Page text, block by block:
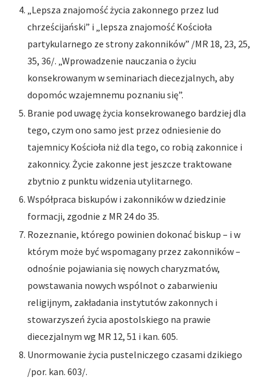
„Lepsza znajomość życia zakonnego przez lud
chrześcijański” i „lepsza znajomość Kościoła
partykularnego ze strony zakonników” /MR 18, 23, 25,
35, 36/. „Wprowadzenie nauczania o życiu
konsekrowanym w seminariach diecezjalnych, aby
dopomóc wzajemnemu poznaniu się”.
Branie pod uwagę życia konsekrowanego bardziej dla
tego, czym ono samo jest przez odniesienie do
tajemnicy Kościoła niż dla tego, co robią zakonnice i
zakonnicy. Życie zakonne jest jeszcze traktowane
zbytnio z punktu widzenia utylitarnego.
Współpraca biskupów i zakonników w dziedzinie
formacji, zgodnie z MR 24 do 35.
Rozeznanie, którego powinien dokonać biskup – i w
którym może być wspomagany przez zakonników –
odnośnie pojawiania się nowych charyzmatów,
powstawania nowych wspólnot o zabarwieniu
religijnym, zakładania instytutów zakonnych i
stowarzyszeń życia apostolskiego na prawie
diecezjalnym wg MR 12, 51 i kan. 605.
Unormowanie życia pustelniczego czasami dzikiego
/por. kan. 603/.